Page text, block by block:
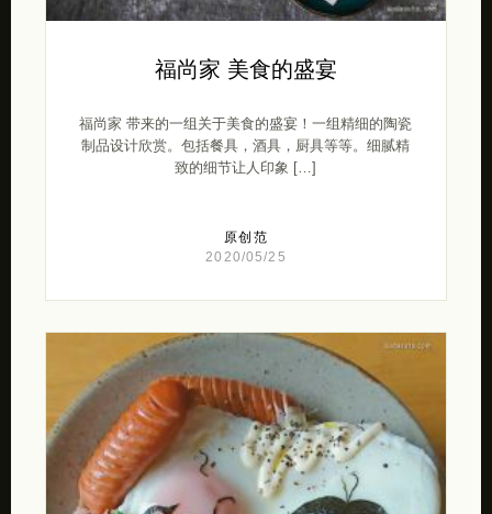
福尚家 美食的盛宴
福尚家 带来的一组关于美食的盛宴！一组精细的陶瓷
制品设计欣赏。包括餐具，酒具，厨具等等。细腻精
致的细节让人印象 […]
原创范
2020/05/25